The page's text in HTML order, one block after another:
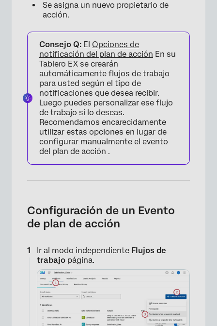
Se asigna un nuevo propietario de
acción.
Consejo Q: El Opciones de
notificación del plan de acción En su
Tablero EX se crearán
automáticamente flujos de trabajo
para usted según el tipo de
notificaciones que desea recibir.
Luego puedes personalizar ese flujo
de trabajo si lo deseas.
Recomendamos encarecidamente
utilizar estas opciones en lugar de
configurar manualmente el evento
del plan de acción .
Configuración de un Evento
de plan de acción
Ir al modo independiente Flujos de
trabajo página.